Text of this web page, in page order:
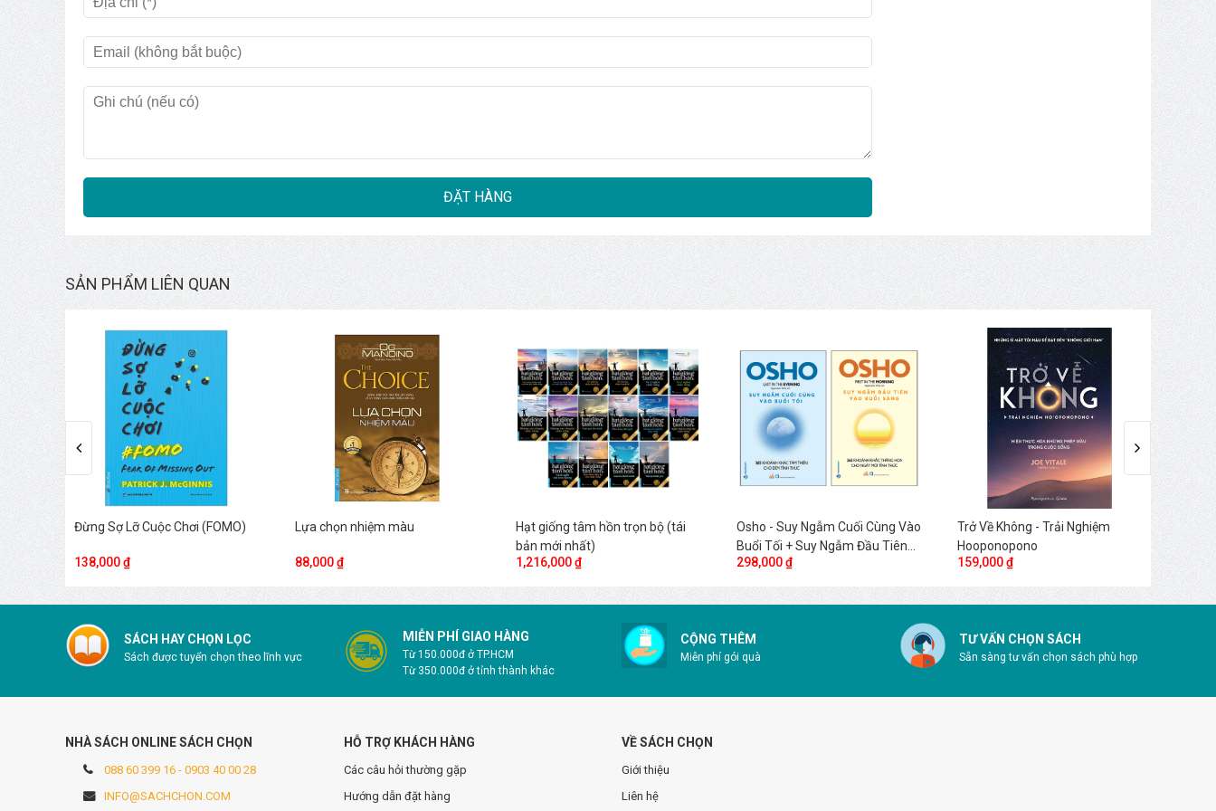
nhận ra điều này, trong lòng bạn sẽ có một tình yêu mênh mông không bờ bến. Từ hành động thấu hiểu này sinh ra một tình yêu lớn
lao; và rồi bạn sẽ biết, khi bạn thấy mọi vật đều đáng yêu, rằng cái đẹp là gì”, Krishnamurti chia sẻ.
Với những nét đặc trưng ấy, “Đôi điều cần suy ngẫm” không chỉ phù hợp với những độc giả trung thành, mà còn là một cuốn sách thích
“Đôi điều cần suy ngẫm” khiến bạn nhận ra mình chưa bao giờ thật sự hiểu và sử dụng triệt để trí não của mình để nhìn nhận cuộc
ĐẶT HÀNG
SẢN PHẨM LIÊN QUAN
Đừng Sợ Lỡ Cuộc Chơi (FOMO)
138,000 ₫
Lựa chọn nhiệm màu
88,000 ₫
Hạt giống tâm hồn trọn bộ (tái
bản mới nhất)
1,216,000 ₫
Osho - Suy Ngẫm Cuối Cùng Vào
Buổi Tối + Suy Ngẫm Đầu Tiên
Vào Buổi Sáng
298,000 ₫
Trở Về Không - Trải Nghiệm
Hooponopono
159,000 ₫
SÁCH HAY CHỌN LỌC
Sách được tuyển chọn theo lĩnh vực
MIỄN PHÍ GIAO HÀNG
Từ 150.000đ ở TP.HCM
Từ 350.000đ ở tỉnh thành khác
CỘNG THÊM
Miễn phí gói quà
TƯ VẤN CHỌN SÁCH
Sẵn sàng tư vấn chọn sách phù hợp
NHÀ SÁCH ONLINE SÁCH CHỌN
088 60 399 16 - 0903 40 00 28
INFO@SACHCHON.COM
HỖ TRỢ KHÁCH HÀNG
Các câu hỏi thường gặp
Hướng dẫn đặt hàng
VỀ SÁCH CHỌN
Giới thiệu
Liên hệ